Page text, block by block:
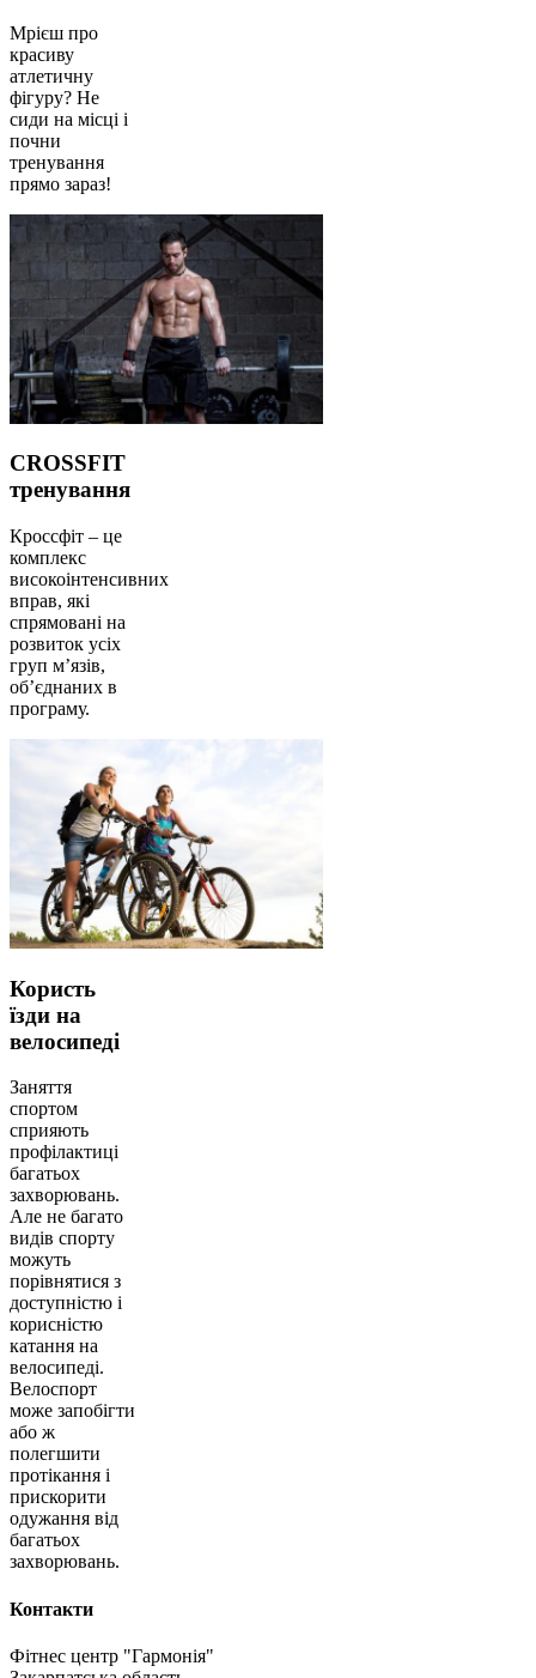
Мрієш про
красиву
атлетичну
фігуру? Не
сиди на місці і
почни
тренування
прямо зараз!
CROSSFIT
тренування
Кроссфіт – це
комплекс
високоінтенсивних
вправ, які
спрямовані на
розвиток усіх
груп м’язів,
об’єднаних в
програму.
Користь
їзди на
велосипеді
Заняття
спортом
сприяють
профілактиці
багатьох
захворювань.
Але не багато
видів спорту
можуть
порівнятися з
доступністю і
корисністю
катання на
велосипеді.
Велоспорт
може запобігти
або ж
полегшити
протікання і
прискорити
одужання від
багатьох
захворювань.
Контакти
Фітнес центр "Гармонія"